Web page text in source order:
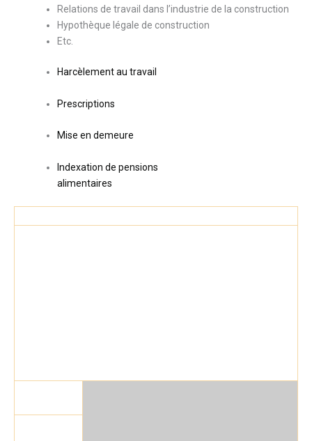
Relations de travail dans l’industrie de la construction
Hypothèque légale de construction
Etc.
Harcèlement au travail
Prescriptions
Mise en demeure
Indexation de pensions
alimentaires